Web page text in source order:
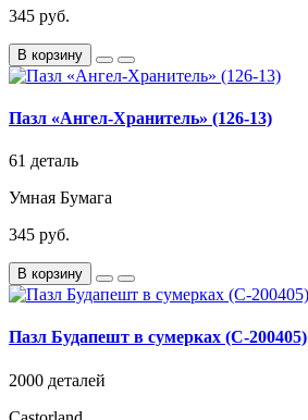
345 руб.
В корзину
Пазл «Ангел-Хранитель» (126-13)
61 деталь
Умная Бумага
345 руб.
В корзину
Пазл Будапешт в сумерках (C-200405)
2000 деталей